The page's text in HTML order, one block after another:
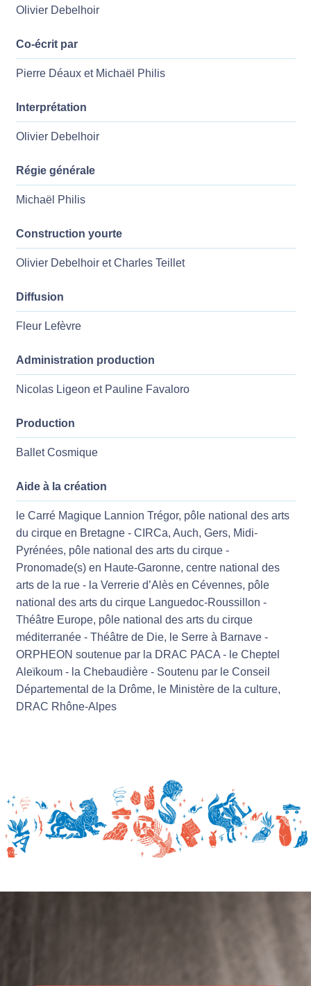
Olivier Debelhoir
Co-écrit par
Pierre Déaux et Michaël Philis
Interprétation
Olivier Debelhoir
Régie générale
Michaël Philis
Construction yourte
Olivier Debelhoir et Charles Teillet
Diffusion
Fleur Lefèvre
Administration production
Nicolas Ligeon et Pauline Favaloro
Production
Ballet Cosmique
Aide à la création
le Carré Magique Lannion Trégor, pôle national des arts
du cirque en Bretagne - CIRCa, Auch, Gers, Midi-
Pyrénées, pôle national des arts du cirque -
Pronomade(s) en Haute-Garonne, centre national des
arts de la rue - la Verrerie d’Alès en Cévennes, pôle
national des arts du cirque Languedoc-Roussillon -
Théâtre Europe, pôle national des arts du cirque
méditerranée - Théâtre de Die, le Serre à Barnave -
ORPHEON soutenue par la DRAC PACA - le Cheptel
Aleïkoum - la Chebaudière - Soutenu par le Conseil
Départemental de la Drôme, le Ministère de la culture,
DRAC Rhône-Alpes